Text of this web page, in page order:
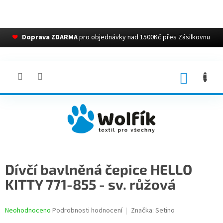
❤ Doprava ZDARMApro objednávky nad 1500Kč přes Zásilkovnu
Dívčí bavlněná čepice HELLO
KITTY 771-855 - sv. růžová
Průměrné
Neohodnoceno Podrobnosti hodnocení Značka: Setino